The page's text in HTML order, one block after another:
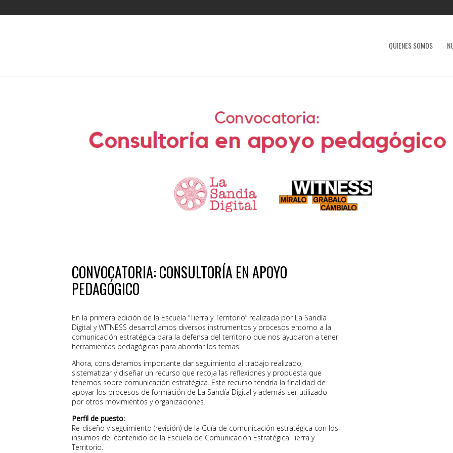
QUIENES SOMOS
CONVOCATORIA: CONSULTORÍA EN APOYO
PEDAGÓGICO
En la primera edición de la Escuela “Tierra y Territorio” realizada por La Sandía
Digital y WITNESS desarrollamos diversos instrumentos y procesos entorno a la
comunicación estratégica para la defensa del territorio que nos ayudaron a tener
herramientas pedagógicas para abordar los temas.
Ahora, consideramos importante dar seguimiento al trabajo realizado,
sistematizar y diseñar un recurso que recoja las reflexiones y propuesta que
tenemos sobre comunicación estratégica. Este recurso tendría la finalidad de
apoyar los procesos de formación de La Sandía Digital y además ser utilizado
por otros movimientos y organizaciones.
Perfil de puesto:
Re-diseño y seguimiento (revisión) de la Guía de comunicación estratégica con los
insumos del contenido de la Escuela de Comunicación Estratégica Tierra y
Territorio.